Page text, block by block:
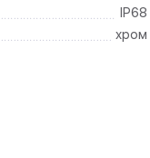
IP68
хром